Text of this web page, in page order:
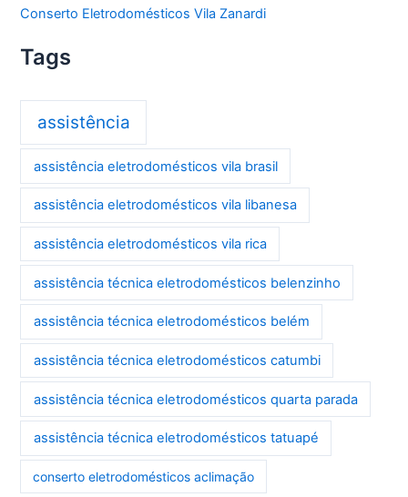
Conserto Eletrodomésticos Vila Zanardi
Tags
assistência
assistência eletrodomésticos vila brasil
assistência eletrodomésticos vila libanesa
assistência eletrodomésticos vila rica
assistência técnica eletrodomésticos belenzinho
assistência técnica eletrodomésticos belém
assistência técnica eletrodomésticos catumbi
assistência técnica eletrodomésticos quarta parada
assistência técnica eletrodomésticos tatuapé
conserto eletrodomésticos aclimação